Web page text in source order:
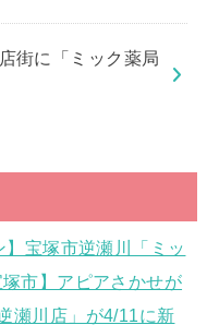
街に「ミック薬局
】宝塚市逆瀬川「ミッ
塚市】アピアさかせが
瀬川店」が4/11に新